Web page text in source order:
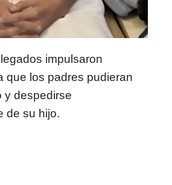
impulsaron
que los padres pudieran
y despedirse
de su hijo.